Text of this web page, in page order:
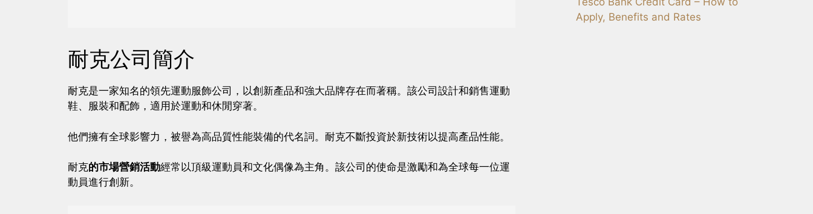
耐克公司簡介
耐克是一家知名的領先運動服飾公司，以創新產品和強大品牌存在而著稱。該公司設計和銷售運動
鞋、服裝和配飾，適用於運動和休閒穿著。
他們擁有全球影響力，被譽為高品質性能裝備的代名詞。耐克不斷投資於新技術以提高產品性能。
耐克的市場營銷活動經常以頂級運動員和文化偶像為主角。該公司的使命是激勵和為全球每一位運
動員進行創新。
Apply, Benefits and Rates